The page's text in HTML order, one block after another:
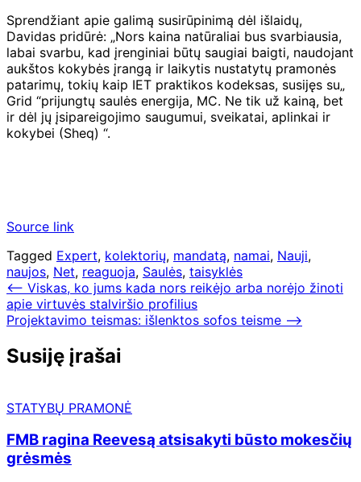
Sprendžiant apie galimą susirūpinimą dėl išlaidų,
Davidas pridūrė: „Nors kaina natūraliai bus svarbiausia,
labai svarbu, kad įrenginiai būtų saugiai baigti, naudojant
aukštos kokybės įrangą ir laikytis nustatytų pramonės
patarimų, tokių kaip IET praktikos kodeksas, susijęs su„
Grid “prijungtų saulės energija, MC. Ne tik už kainą, bet
ir dėl jų įsipareigojimo saugumui, sveikatai, aplinkai ir
kokybei (Sheq) “.
Source link
Tagged Expert, kolektorių, mandatą, namai, Nauji,
naujos, Net, reaguoja, Saulės, taisyklės
Navigacija
tarp
⟵ Viskas, ko jums kada nors reikėjo arba norėjo žinoti
apie virtuvės stalviršio profilius
Projektavimo teismas: išlenktos sofos teisme ⟶
Susiję įrašai
STATYBŲ PRAMONĖ
FMB ragina Reevesą atsisakyti būsto mokesčių
grėsmės